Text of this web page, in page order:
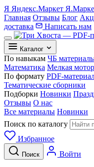
Я Яндекс.Маркет
Главная Отзывы Блог
доставка
Написать нам
Каталог
По навыкам ЧБ
Математика Мелкая
По формату PDF-
Тематические сборники
Подборки Новинки
Отзывы О нас
Все материалы Новинки
Поиск по каталогу
Избранное
Поиск Войти